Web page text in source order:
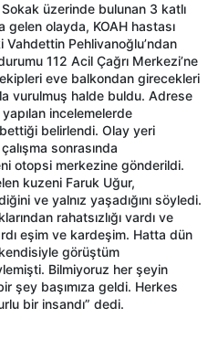
üzerinde bulunan 3 katlı
gelen olayda, KOAH hastası
Pehlivanoğlu’ndan
112 Acil Çağrı Merkezi’ne
eve balkondan girecekleri
vurulmuş halde buldu. Adrese
incelemelerde
belirlendi. Olay yeri
sonrasında
otopsi merkezine gönderildi.
kuzeni Faruk Uğur,
ve yalnız yaşadığını söyledi.
rahatsızlığı vardı ve
eşim ve kardeşim. Hatta dün
görüştüm
Bilmiyoruz her şeyin
şey başımıza geldi. Herkes
bir insandı” dedi.